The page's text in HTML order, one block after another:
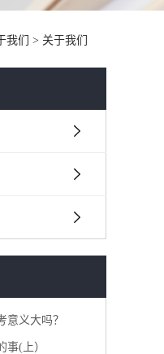
我们 > 关于我们
意义大吗？
事(上）